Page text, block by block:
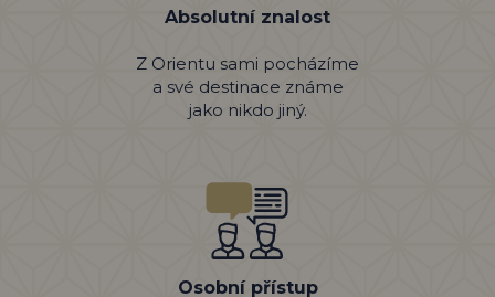
Absolutní znalost
Z Orientu sami pocházíme
a své destinace známe
jako nikdo jiný.
Osobní přístup